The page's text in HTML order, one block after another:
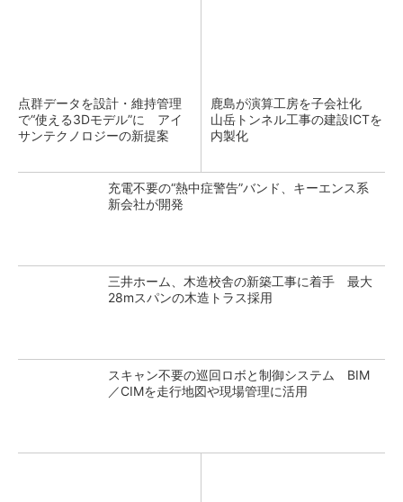
点群データを設計・維持管理
で“使える3Dモデル”に アイ
サンテクノロジーの新提案
鹿島が演算工房を子会社化
山岳トンネル工事の建設ICTを
内製化
充電不要の“熱中症警告”バンド、キーエンス系
新会社が開発
三井ホーム、木造校舎の新築工事に着手 最大
28mスパンの木造トラス採用
スキャン不要の巡回ロボと制御システム BIM
／CIMを走行地図や現場管理に活用